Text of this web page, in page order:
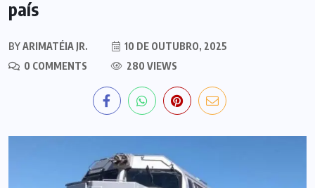
país
BYARIMATÉIA JR.
10 DE OUTUBRO, 2025
0 COMMENTS
280 VIEWS